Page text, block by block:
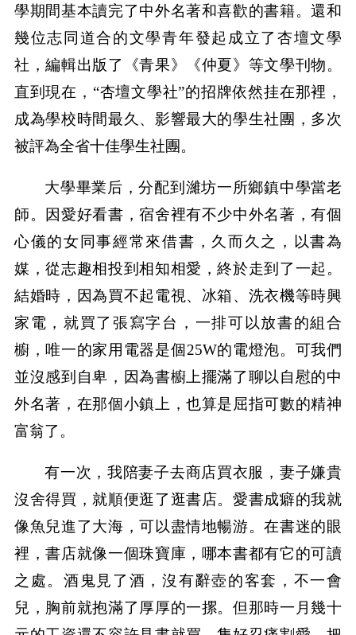
學期間基本讀完了中外名著和喜歡的書籍。還和
幾位志同道合的文學青年發起成立了杏壇文學
社，編輯出版了《青果》《仲夏》等文學刊物。
直到現在，“杏壇文學社”的招牌依然挂在那裡，
成為學校時間最久、影響最大的學生社團，多次
被評為全省十佳學生社團。
大學畢業后，分配到濰坊一所鄉鎮中學當老
師。因愛好看書，宿舍裡有不少中外名著，有個
心儀的女同事經常來借書，久而久之，以書為
媒，從志趣相投到相知相愛，終於走到了一起。
結婚時，因為買不起電視、冰箱、洗衣機等時興
家電，就買了張寫字台，一排可以放書的組合
櫥，唯一的家用電器是個25W的電燈泡。可我們
並沒感到自卑，因為書櫥上擺滿了聊以自慰的中
外名著，在那個小鎮上，也算是屈指可數的精神
富翁了。
有一次，我陪妻子去商店買衣服，妻子嫌貴
沒舍得買，就順便逛了逛書店。愛書成癖的我就
像魚兒進了大海，可以盡情地暢游。在書迷的眼
裡，書店就像一個珠寶庫，哪本書都有它的可讀
之處。酒鬼見了酒，沒有辭壺的客套，不一會
兒，胸前就抱滿了厚厚的一摞。但那時一月幾十